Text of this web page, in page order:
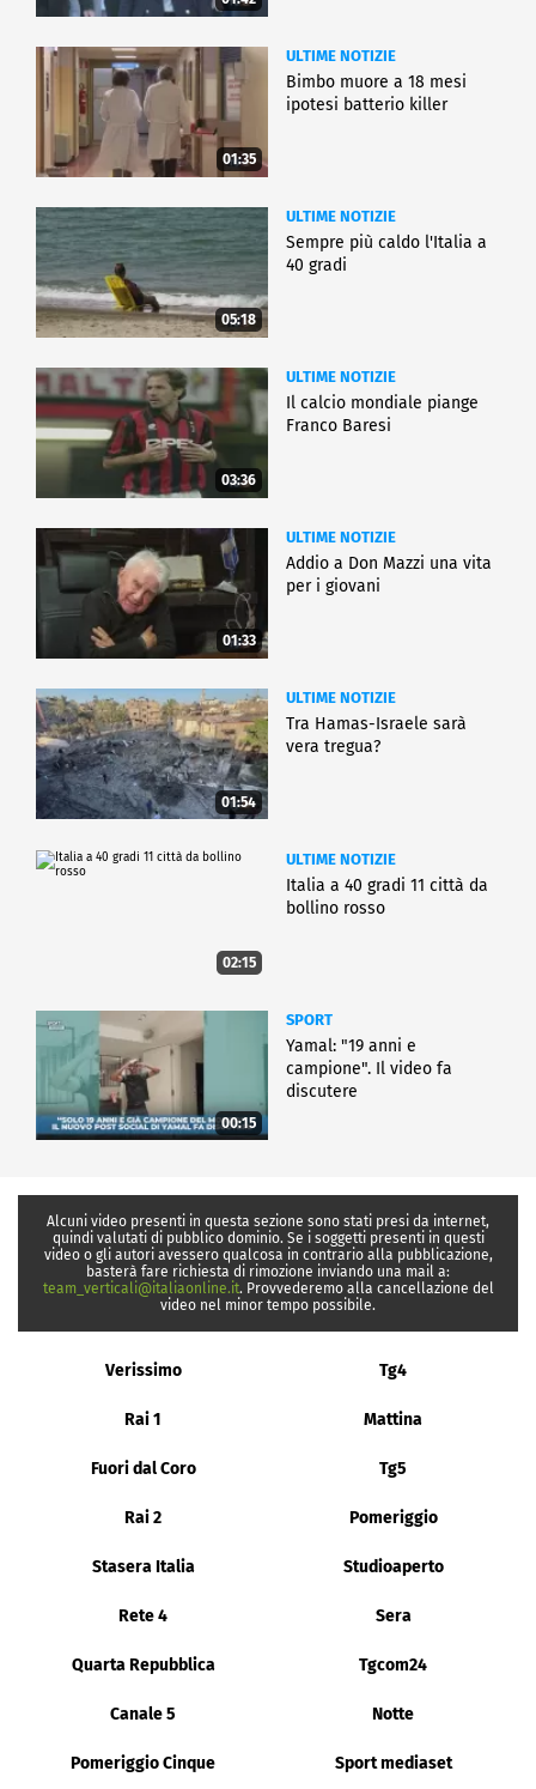
01:35
ULTIME NOTIZIE
Bimbo muore a 18 mesi
ipotesi batterio killer
05:18
ULTIME NOTIZIE
Sempre più caldo l'Italia a
40 gradi
03:36
ULTIME NOTIZIE
Il calcio mondiale piange
Franco Baresi
01:33
ULTIME NOTIZIE
Addio a Don Mazzi una vita
per i giovani
01:54
ULTIME NOTIZIE
Tra Hamas-Israele sarà
vera tregua?
02:15
ULTIME NOTIZIE
Italia a 40 gradi 11 città da
bollino rosso
00:15
SPORT
Yamal: "19 anni e
campione". Il video fa
discutere
Alcuni video presenti in questa sezione sono stati presi da internet,
quindi valutati di pubblico dominio. Se i soggetti presenti in questi
video o gli autori avessero qualcosa in contrario alla pubblicazione,
basterà fare richiesta di rimozione inviando una mail a:
team_verticali@italiaonline.it. Provvederemo alla cancellazione del
video nel minor tempo possibile.
Verissimo Tg4
Rai 1 Mattina
Fuori dal Coro Tg5
Rai 2 Pomeriggio
Stasera Italia Studioaperto
Rete 4 Sera
Quarta Repubblica Tgcom24
Canale 5 Notte
Pomeriggio Cinque Sport mediaset